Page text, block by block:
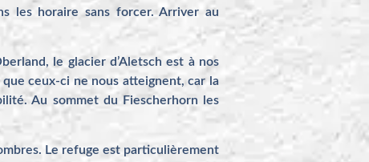
les horaire sans forcer. Arriver au
le glacier d’Aletsch est à nos
ceux-ci ne nous atteignent, car la
Au sommet du Fiescherhorn les
Le refuge est particulièrement